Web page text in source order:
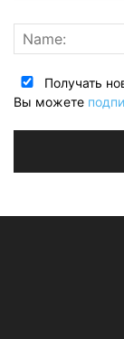
Получать
Вы можете